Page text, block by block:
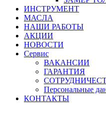
ИНСТРУМЕНТ
МАСЛА
НАШИ РАБОТЫ
АКЦИИ
НОВОСТИ
Сервис
ВАКАНСИИ
ГАРАНТИЯ
Персональные
КОНТАКТЫ